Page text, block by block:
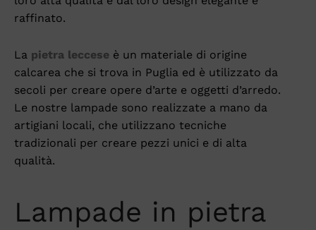
raffinato.
La pietra leccese è un materiale di origine
calcarea che si trova in Puglia ed è utilizzato da
secoli per creare opere d’arte e oggetti d’arredo.
Le nostre lampade sono realizzate a mano da
artigiani locali, che utilizzano tecniche
tradizionali per creare pezzi unici e di alta
qualità.
Lampade in pietra